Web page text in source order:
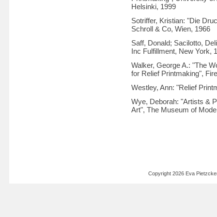
Helsinki, 1999
Sotriffer, Kristian: "Die
Schroll & Co, Wien, 1966
Saff, Donald; Sacilotto,
Inc Fulfillment, New York,
Walker, George A.: "The
for Relief Printmaking",
Westley, Ann: "Relief
Wye, Deborah: "Artists &
Art", The Museum of
Copyright 2026 Eva